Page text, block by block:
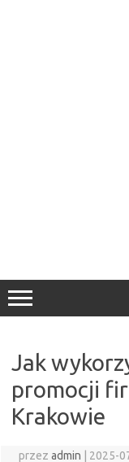
Jak
promocji
Krakowie
przez admin 2025-